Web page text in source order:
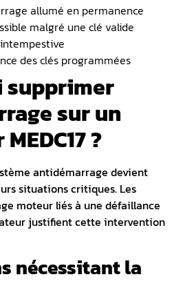
allumé en permanence
malgré une clé valide
des clés programmées
supprimer
sur un
?
antidémarrage devient
situations critiques. Les
moteur liés à une défaillance
justifient cette intervention
nécessitant la